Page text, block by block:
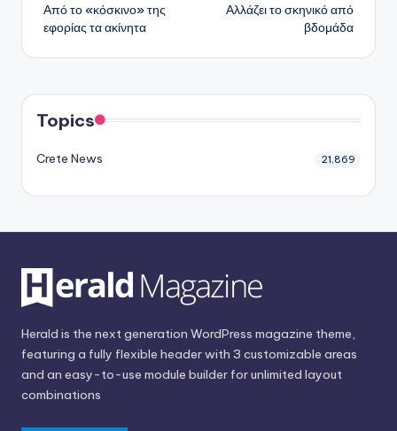
Από το «κόσκινο» της
εφορίας τα ακίνητα
Αλλάζει το σκηνικό από
βδομάδα
Topics
Crete News 21,869
Herald is the next generation WordPress magazine theme,
featuring a fully flexible header with 3 customizable areas
and an easy-to-use module builder for unlimited layout
combinations